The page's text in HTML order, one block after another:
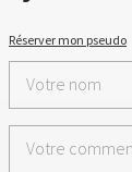
Réserver mon pseudo